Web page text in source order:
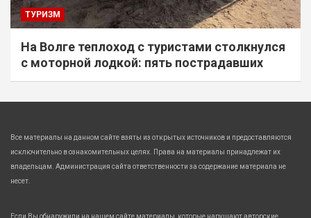
ТУРИЗМ
На Волге теплоход с туристами столкнулся
с моторной лодкой: пять пострадавших
Все материалы на данном сайте взяты из открытых источников и предоставляются
исключительно в ознакомительных целях. Права на материалы принадлежат их
владельцам. Администрация сайта ответственности за содержание материала не
несет.